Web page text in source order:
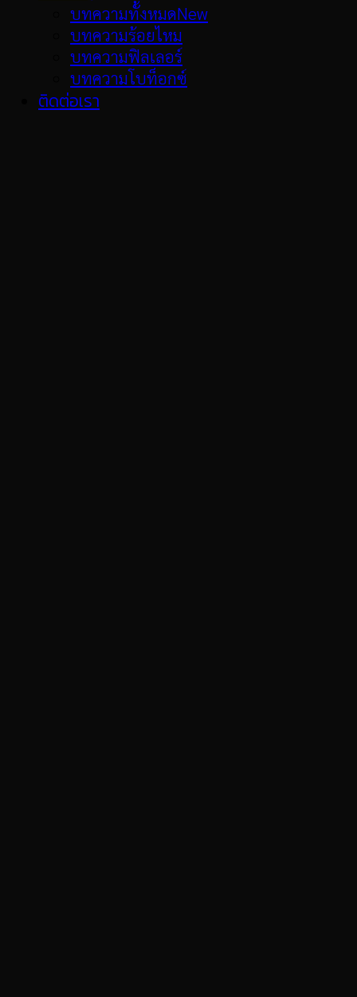
บทความทั้งหมด
บทความร้อยไหม
บทความฟิลเลอร์
บทความโบท็อกซ์
ติดต่อเรา